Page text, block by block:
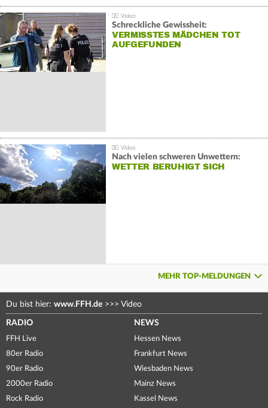
Schreckliche Gewissheit:
VERMISSTES MÄDCHEN TOT
AUFGEFUNDEN
Nach vielen schweren Unwettern:
WETTER BERUHIGT SICH
MEHR TOP-MELDUNGEN
Du bist hier: www.FFH.de >>> Video
RADIO
FFH Live
80er Radio
90er Radio
2000er Radio
Rock Radio
NEWS
Hessen News
Frankfurt News
Wiesbaden News
Mainz News
Kassel News